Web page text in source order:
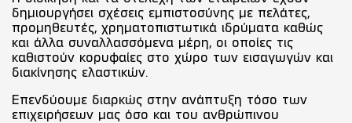
δημιουργήσει σχέσεις εμπιστοσύνης με πελάτες,
προμηθευτές, χρηματοπιστωτικά ιδρύματα καθώς
και άλλα συναλλασσόμενα μέρη, οι οποίες τις
καθιστούν κορυφαίες στο χώρο των εισαγωγών και
διακίνησης ελαστικών.
Επενδύουμε διαρκώς στην ανάπτυξη τόσο των
επιχειρήσεων μας όσο και του ανθρώπινου